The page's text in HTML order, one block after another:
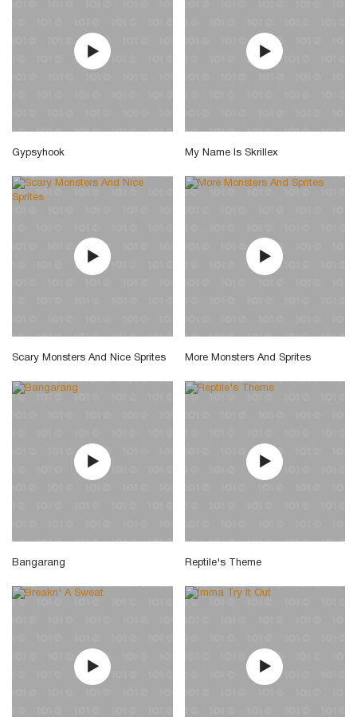
Gypsyhook My Name Is Skrillex
Scary Monsters And Nice Sprites More Monsters And Sprites
Bangarang Reptile's Theme